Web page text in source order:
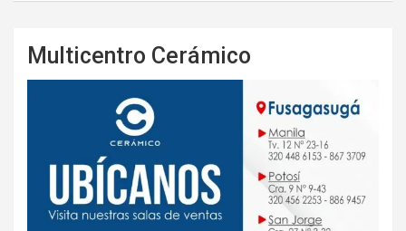
Multicentro Cerámico